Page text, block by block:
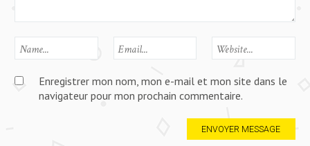
Enregistrer mon nom, mon e-mail et mon site dans le
navigateur pour mon prochain commentaire.